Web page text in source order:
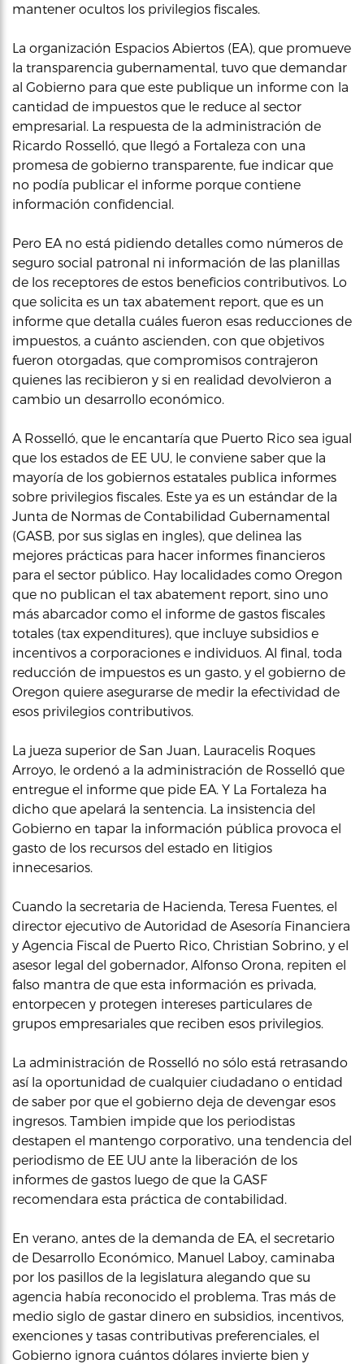
mantener ocultos los privilegios fiscales.
La organización Espacios Abiertos (EA), que promueve
la transparencia gubernamental, tuvo que demandar
al Gobierno para que este publique un informe con la
cantidad de impuestos que le reduce al sector
empresarial. La respuesta de la administración de
Ricardo Rosselló, que llegó a Fortaleza con una
promesa de gobierno transparente, fue indicar que
no podía publicar el informe porque contiene
información confidencial.
Pero EA no está pidiendo detalles como números de
seguro social patronal ni información de las planillas
de los receptores de estos beneficios contributivos. Lo
que solicita es un tax abatement report, que es un
informe que detalla cuáles fueron esas reducciones de
impuestos, a cuánto ascienden, con que objetivos
fueron otorgadas, que compromisos contrajeron
quienes las recibieron y si en realidad devolvieron a
cambio un desarrollo económico.
A Rosselló, que le encantaría que Puerto Rico sea igual
que los estados de EE UU, le conviene saber que la
mayoría de los gobiernos estatales publica informes
sobre privilegios fiscales. Este ya es un estándar de la
Junta de Normas de Contabilidad Gubernamental
(GASB, por sus siglas en ingles), que delinea las
mejores prácticas para hacer informes financieros
para el sector público. Hay localidades como Oregon
que no publican el tax abatement report, sino uno
más abarcador como el informe de gastos fiscales
totales (tax expenditures), que incluye subsidios e
incentivos a corporaciones e individuos. Al final, toda
reducción de impuestos es un gasto, y el gobierno de
Oregon quiere asegurarse de medir la efectividad de
esos privilegios contributivos.
La jueza superior de San Juan, Lauracelis Roques
Arroyo, le ordenó a la administración de Rosselló que
entregue el informe que pide EA. Y La Fortaleza ha
dicho que apelará la sentencia. La insistencia del
Gobierno en tapar la información pública provoca el
gasto de los recursos del estado en litigios
innecesarios.
Cuando la secretaria de Hacienda, Teresa Fuentes, el
director ejecutivo de Autoridad de Asesoría Financiera
y Agencia Fiscal de Puerto Rico, Christian Sobrino, y el
asesor legal del gobernador, Alfonso Orona, repiten el
falso mantra de que esta información es privada,
entorpecen y protegen intereses particulares de
grupos empresariales que reciben esos privilegios.
La administración de Rosselló no sólo está retrasando
así la oportunidad de cualquier ciudadano o entidad
de saber por que el gobierno deja de devengar esos
ingresos. Tambien impide que los periodistas
destapen el mantengo corporativo, una tendencia del
periodismo de EE UU ante la liberación de los
informes de gastos luego de que la GASF
recomendara esta práctica de contabilidad.
En verano, antes de la demanda de EA, el secretario
de Desarrollo Económico, Manuel Laboy, caminaba
por los pasillos de la legislatura alegando que su
agencia había reconocido el problema. Tras más de
medio siglo de gastar dinero en subsidios, incentivos,
exenciones y tasas contributivas preferenciales, el
Gobierno ignora cuántos dólares invierte bien y